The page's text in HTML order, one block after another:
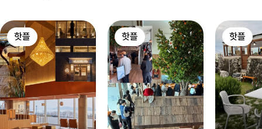
핫플 핫플 핫플